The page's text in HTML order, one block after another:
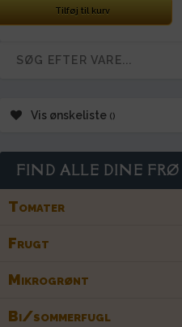
Tilføj til kurv
Vis ønskeliste
FIND ALLE DINE
Tomater
Frugt
Mikrogrønt
Bi/sommerfugl